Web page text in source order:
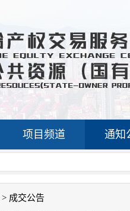
项目频道 通知
> 成交公告